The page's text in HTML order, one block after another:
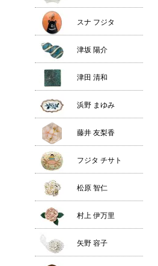
スナ フジタ
津坂 陽介
津田 清和
浜野 まゆみ
藤井 友梨香
フジタ チサト
松原 智仁
村上 伊万里
矢野 容子